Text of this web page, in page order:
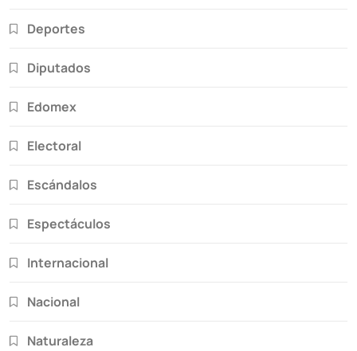
Deportes
Diputados
Edomex
Electoral
Escándalos
Espectáculos
Internacional
Nacional
Naturaleza